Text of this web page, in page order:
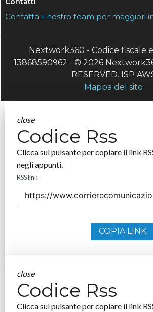
Contatta il nostro team per maggiori
Nextwork360 - Codice fiscale
13868590962 - © 2026
RESERVED. ISP
Mappa del sito
close
Codice Rss
Clicca sul pulsante per copiare il link
negli appunti.
RSS link
COPIA LINK
close
Codice Rss
Clicca sul pulsante per copiare il link